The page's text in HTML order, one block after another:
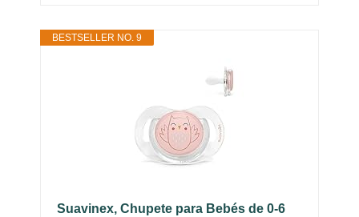
BESTSELLER NO. 9
Suavinex, Chupete para Bebés de 0-6